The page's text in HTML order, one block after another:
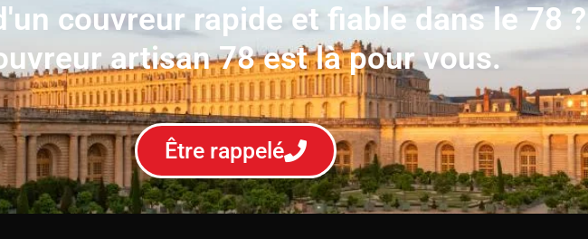
couvreur rapide et fiable dans le 78 ?
artisan 78 est là pour vous.
Être rappelé